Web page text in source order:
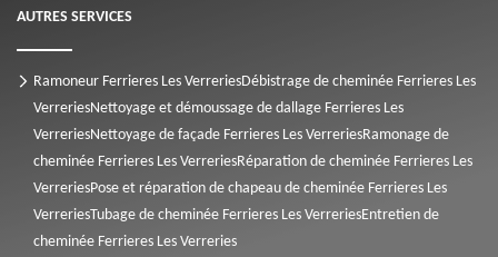
AUTRES SERVICES
Ramoneur Ferrieres Les VerreriesDébistrage de cheminée Ferrieres Les
VerreriesNettoyage et démoussage de dallage Ferrieres Les
VerreriesNettoyage de façade Ferrieres Les VerreriesRamonage de
cheminée Ferrieres Les VerreriesRéparation de cheminée Ferrieres Les
VerreriesPose et réparation de chapeau de cheminée Ferrieres Les
VerreriesTubage de cheminée Ferrieres Les VerreriesEntretien de
cheminée Ferrieres Les Verreries